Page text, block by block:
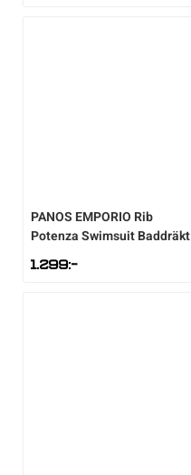
PANOS EMPORIO Rib
Potenza Swimsuit Baddräkt
1.299:-